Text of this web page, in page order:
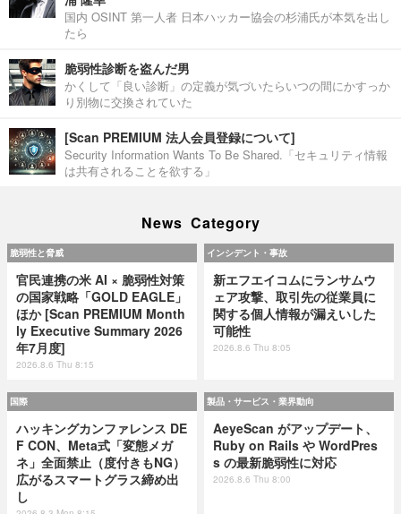
国内 OSINT 第一人者 日本ハッカー協会の杉浦氏が本気を出し
たら
脆弱性診断を盗んだ男
かくして「良い診断」の定義が気づいたらいつの間にかすっか
り別物に交換されていた
[Scan PREMIUM 法人会員登録について]
Security Information Wants To Be Shared.「セキュリティ情報
は共有されることを欲する」
News Category
脆弱性と脅威
官民連携の米 AI × 脆弱性対策
の国家戦略「GOLD EAGLE」
ほか [Scan PREMIUM Month
ly Executive Summary 2026
年7月度]
2026.8.6 Thu 8:15
インシデント・事故
新エフエイコムにランサムウ
ェア攻撃、取引先の従業員に
関する個人情報が漏えいした
可能性
2026.8.6 Thu 8:05
国際
ハッキングカンファレンス DE
F CON、Meta式「変態メガ
ネ」全面禁止（度付きもNG）
広がるスマートグラス締め出
し
製品・サービス・業界動向
AeyeScan がアップデート、
Ruby on Rails や WordPres
s の最新脆弱性に対応
2026.8.6 Thu 8:00